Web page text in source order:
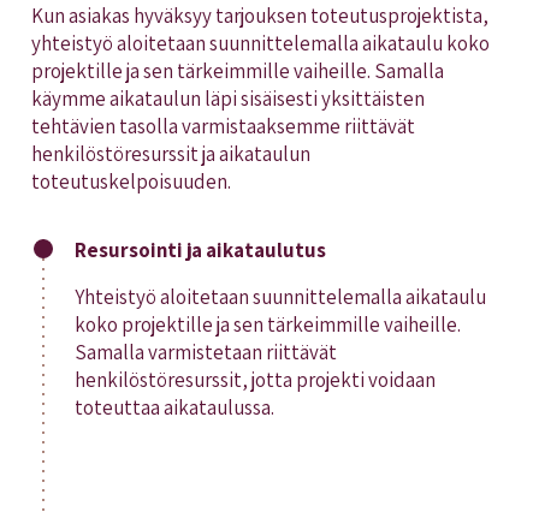
Kun asiakas hyväksyy tarjouksen toteutusprojektista,
yhteistyö aloitetaan suunnittelemalla aikataulu koko
projektille ja sen tärkeimmille vaiheille. Samalla
käymme aikataulun läpi sisäisesti yksittäisten
tehtävien tasolla varmistaaksemme riittävät
henkilöstöresurssit ja aikataulun
toteutuskelpoisuuden.
Resursointi ja aikataulutus
Yhteistyö aloitetaan suunnittelemalla aikataulu
koko projektille ja sen tärkeimmille vaiheille.
Samalla varmistetaan riittävät
henkilöstöresurssit, jotta projekti voidaan
toteuttaa aikataulussa.